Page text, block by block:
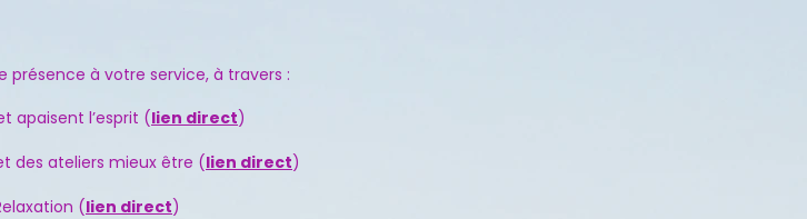
présence à votre service, à travers :
apaisent l’esprit (lien direct)
des ateliers mieux être (lien direct)
(lien direct)